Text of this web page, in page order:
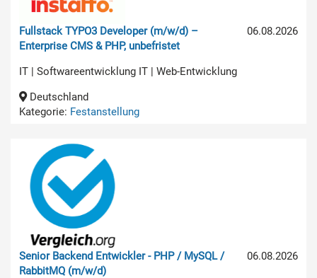
06.08.2026
Fullstack TYPO3 Developer (m/w/d) –
Enterprise CMS & PHP, unbefristet
IT | Softwareentwicklung IT | Web-Entwicklung
Deutschland
Kategorie: Festanstellung
06.08.2026
Senior Backend Entwickler - PHP / MySQL /
RabbitMQ (m/w/d)